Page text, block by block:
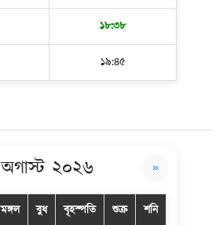
১৮:৩৮
১৯:৪৫
অগাস্ট ২০২৬ »
মঙ্গল বুধ বৃহস্পতি শুক্র শনি